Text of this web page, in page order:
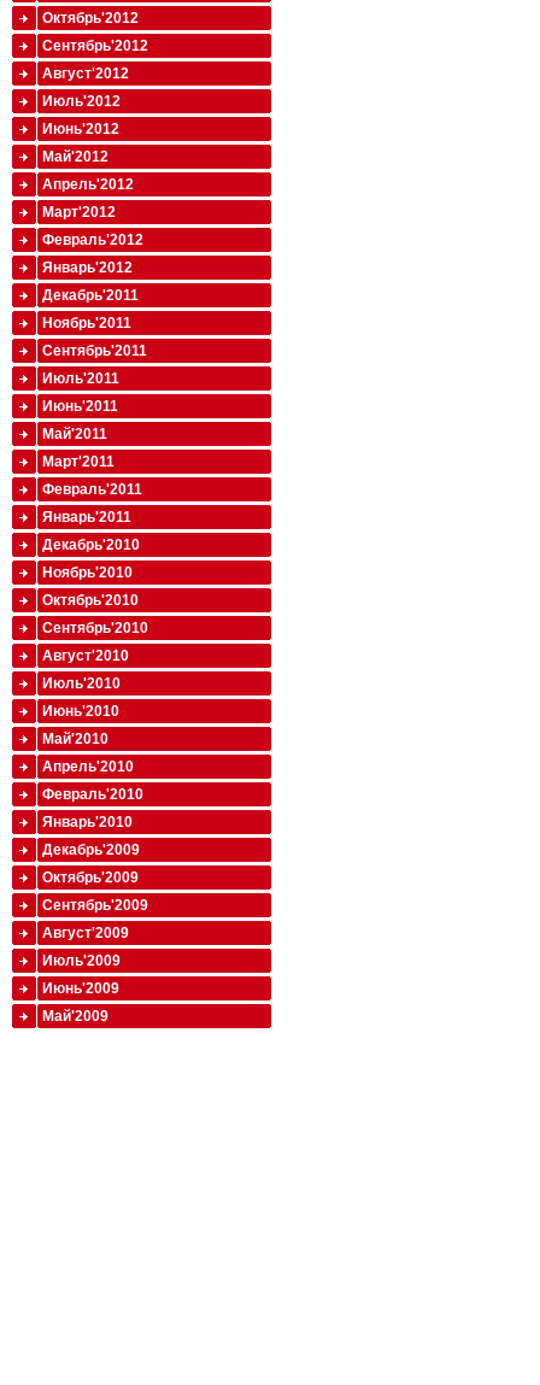
Октябрь'2012
Сентябрь'2012
Август'2012
Июль'2012
Июнь'2012
Май'2012
Апрель'2012
Март'2012
Февраль'2012
Январь'2012
Декабрь'2011
Ноябрь'2011
Сентябрь'2011
Июль'2011
Июнь'2011
Май'2011
Март'2011
Февраль'2011
Январь'2011
Декабрь'2010
Ноябрь'2010
Октябрь'2010
Сентябрь'2010
Август'2010
Июль'2010
Июнь'2010
Май'2010
Апрель'2010
Февраль'2010
Январь'2010
Декабрь'2009
Октябрь'2009
Сентябрь'2009
Август'2009
Июль'2009
Июнь'2009
Май'2009